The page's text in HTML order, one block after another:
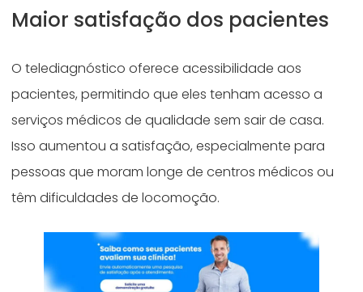
Maior satisfação dos pacientes
O telediagnóstico oferece acessibilidade aos
pacientes, permitindo que eles tenham acesso a
serviços médicos de qualidade sem sair de casa.
Isso aumentou a satisfação, especialmente para
pessoas que moram longe de centros médicos ou
têm dificuldades de locomoção.